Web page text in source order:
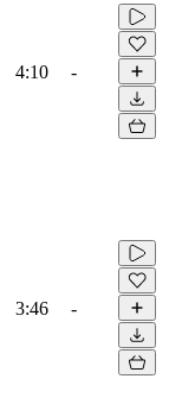
4:10 -
3:46 -